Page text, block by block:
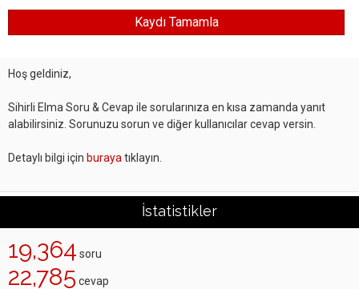
Hoş geldiniz,
Sihirli Elma Soru & Cevap ile sorularınıza en kısa zamanda yanıt
alabilirsiniz. Sorunuzu sorun ve diğer kullanıcılar cevap versin.
Detaylı bilgi için buraya tıklayın.
İstatistikler
19,364 soru
22,785 cevap